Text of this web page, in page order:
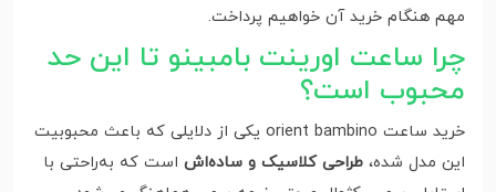
مهم هنگام خرید آن خواهیم پرداخت.
چرا ساعت اورینت بامبینو تا این حد
محبوب است؟
خرید ساعت orient bambino یکی از دلایلی که باعث محبوبیت
این مدل شده، طراحی کلاسیک و ساده‌اش است که به‌راحتی با